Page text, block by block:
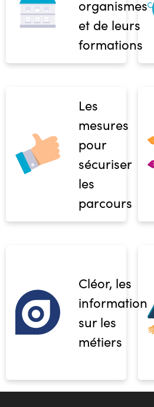
organismes
et de leurs
formations
Les
mesures
pour
sécuriser
les
parcours
Cléor, les
informations
sur les
métiers